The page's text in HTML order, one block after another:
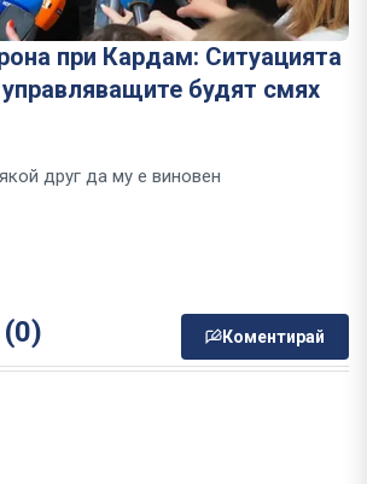
при Кардам: Ситуацията
будят смях
друг да му е виновен
Коментирай